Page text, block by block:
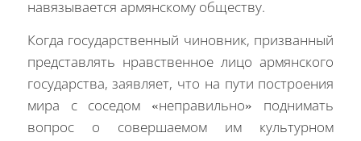
навязывается армянскому обществу.
Когда государственный чиновник, призванный
представлять нравственное лицо армянского
государства, заявляет, что на пути построения
мира с соседом «неправильно» поднимать
вопрос о совершаемом им культурном